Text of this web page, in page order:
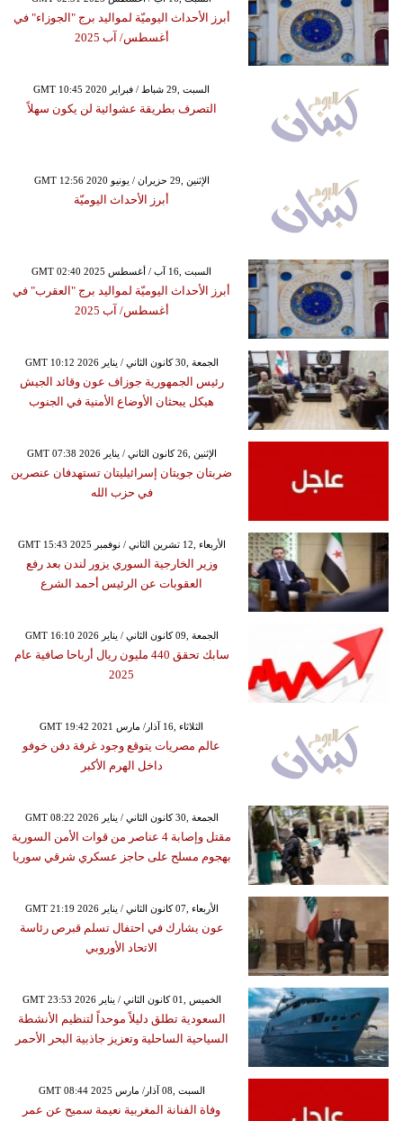
أبرز الأحداث اليوميّة لمواليد برج "الجوزاء" في
أغسطس/ آب 2025
GMT 10:45 2020 السبت ,29 شباط / فبراير
التصرف بطريقة عشوائية لن يكون سهلاً
GMT 12:56 2020 الإثنين ,29 حزيران / يونيو
أبرز الأحداث اليوميّة
GMT 02:40 2025 السبت ,16 آب / أغسطس
أبرز الأحداث اليوميّة لمواليد برج "العقرب" في
أغسطس/ آب 2025
GMT 10:12 2026 الجمعة ,30 كانون الثاني / يناير
رئيس الجمهورية جوزاف عون وقائد الجيش
هيكل يبحثان الأوضاع الأمنية في الجنوب
GMT 07:38 2026 الإثنين ,26 كانون الثاني / يناير
ضربتان جويتان إسرائيليتان تستهدفان عنصرين
في حزب الله
GMT 15:43 2025 الأربعاء ,12 تشرين الثاني / نوفمبر
وزير الخارجية السوري يزور لندن بعد رفع
العقوبات عن الرئيس أحمد الشرع
GMT 16:10 2026 الجمعة ,09 كانون الثاني / يناير
سابك تحقق 440 مليون ريال أرباحا صافية عام
2025
GMT 19:42 2021 الثلاثاء ,16 آذار/ مارس
عالم مصريات يتوقع وجود غرفة دفن خوفو
داخل الهرم الأكبر
GMT 08:22 2026 الجمعة ,30 كانون الثاني / يناير
مقتل وإصابة 4 عناصر من قوات الأمن السورية
بهجوم مسلح على حاجز عسكري شرقي سوريا
GMT 21:19 2026 الأربعاء ,07 كانون الثاني / يناير
عون يشارك في احتفال تسلم قبرص رئاسة
الاتحاد الأوروبي
GMT 23:53 2026 الخميس ,01 كانون الثاني / يناير
السعودية تطلق دليلاً موحداً لتنظيم الأنشطة
السياحية الساحلية وتعزيز جاذبية البحر الأحمر
GMT 08:44 2025 السبت ,08 آذار/ مارس
وفاة الفنانة المغربية نعيمة سميح عن عمر